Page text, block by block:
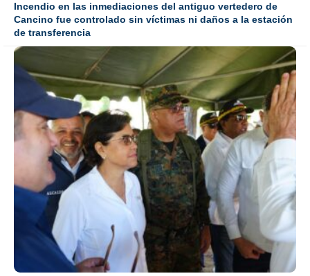
Incendio en las inmediaciones del antiguo vertedero de
Cancino fue controlado sin víctimas ni daños a la estación
de transferencia